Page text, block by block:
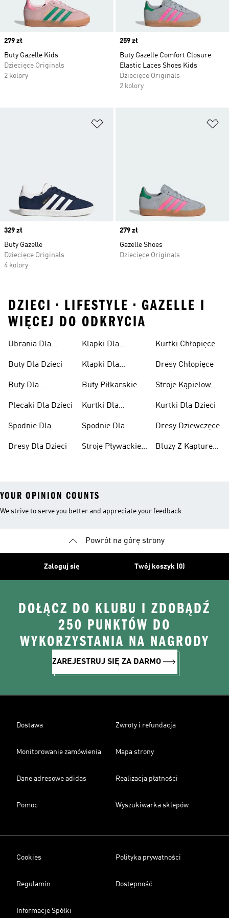
Price
279 zł
Buty Gazelle Kids
Dziecięce Originals
2 kolory
Price
259 zł
Buty Gazelle Comfort Closure
Elastic Laces Shoes Kids
Dziecięce Originals
2 kolory
Price
329 zł
Buty Gazelle
Dziecięce Originals
4 kolory
Price
279 zł
Gazelle Shoes
Dziecięce Originals
DZIECI • LIFESTYLE • GAZELLE I
WIĘCEJ DO ODKRYCIA
Ubrania Dla
Buty Dla Dzieci
Buty Dla
Plecaki Dla Dzieci
Spodnie Dla
Dresy Dla Dzieci
Klapki Dla
Klapki Dla
Buty Piłkarskie
Kurtki Dla
Spodnie Dla
Stroje Pływackie
Kurtki Chłopięce
Dresy Chłopięce
Stroje Kąpielowe
Kurtki Dla Dzieci
Dresy Dziewczęce
Bluzy Z Kapturem
YOUR OPINION COUNTS
We strive to serve you better and appreciate your feedback
Powrót na górę strony
Zaloguj się Twój koszyk (0)
DOŁĄCZ DO KLUBU I ZDOBĄDŹ
250 PUNKTÓW DO
WYKORZYSTANIA NA NAGRODY
ZAREJESTRUJ SIĘ ZA DARMO
Dostawa Zwroty i refundacja
Monitorowanie zamówienia Mapa strony
Dane adresowe adidas Realizacja płatności
Pomoc Wyszukiwarka sklepów
Cookies Polityka prywatności
Regulamin Dostępność
Informacje Spółki